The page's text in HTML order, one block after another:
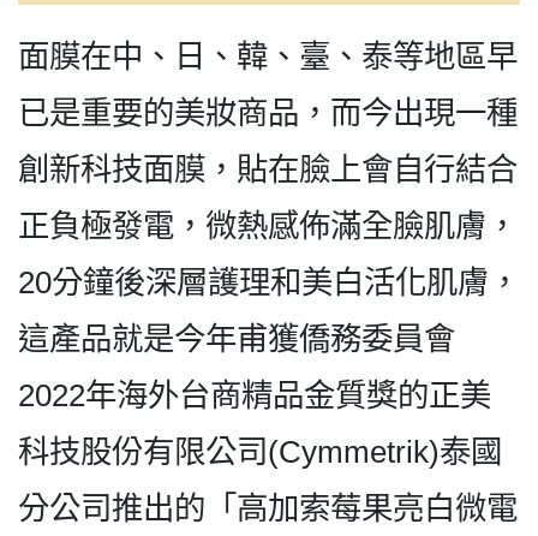
面膜在中、日、韓、臺、泰等地區早
已是重要的美妝商品，而今出現一種
創新科技面膜，貼在臉上會自行結合
正負極發電，微熱感佈滿全臉肌膚，
20分鐘後深層護理和美白活化肌膚，
這產品就是今年甫獲僑務委員會
2022年海外台商精品金質獎的正美
科技股份有限公司(Cymmetrik)泰國
分公司推出的「高加索莓果亮白微電